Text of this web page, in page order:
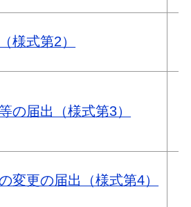
様式第2）
の届出（様式第3）
変更の届出（様式第4）